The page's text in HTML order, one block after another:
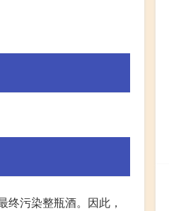
污染整瓶酒。因此，